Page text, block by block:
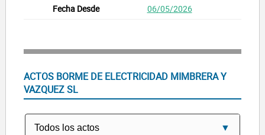
06/05/2026
ACTOS BORME DE ELECTRICIDAD MIMBRERA Y
VAZQUEZ SL